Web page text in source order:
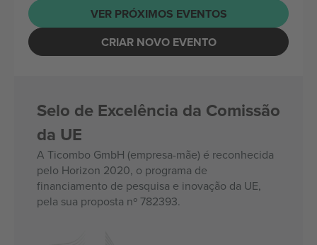
VER PRÓXIMOS EVENTOS
CRIAR NOVO EVENTO
Selo de Excelência da Comissão
da UE
A Ticombo GmbH (empresa-mãe) é reconhecida
pelo Horizon 2020, o programa de
financiamento de pesquisa e inovação da UE,
pela sua proposta nº 782393.